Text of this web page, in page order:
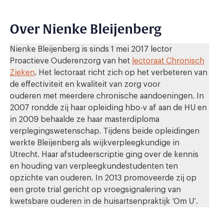
Over Nienke Bleijenberg
Nienke Bleijenberg is sinds 1 mei 2017 lector
Proactieve Ouderenzorg van het lectoraat Chronisch
Zieken. Het lectoraat richt zich op het verbeteren van
de effectiviteit en kwaliteit van zorg voor
ouderen met meerdere chronische aandoeningen. In
2007 rondde zij haar opleiding hbo-v af aan de HU en
in 2009 behaalde ze haar masterdiploma
verplegingswetenschap. Tijdens beide opleidingen
werkte Bleijenberg als wijkverpleegkundige in
Utrecht. Haar afstudeerscriptie ging over de kennis
en houding van verpleegkundestudenten ten
opzichte van ouderen. In 2013 promoveerde zij op
een grote trial gericht op vroegsignalering van
kwetsbare ouderen in de huisartsenpraktijk ‘Om U’.